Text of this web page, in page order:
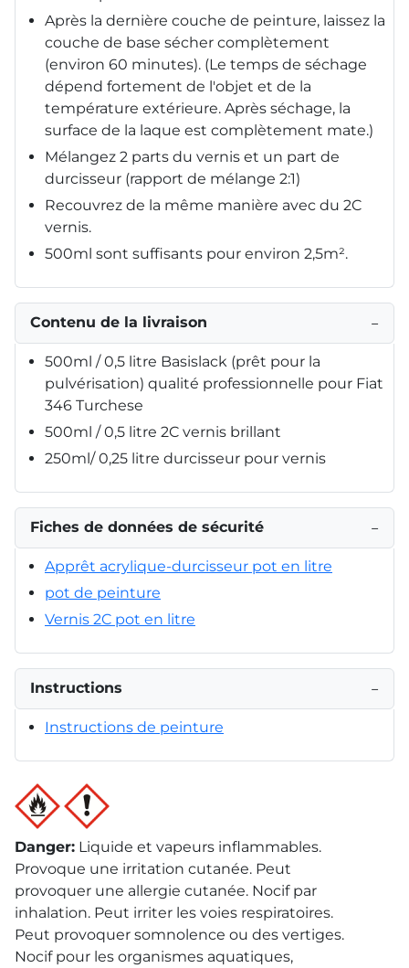
Après la dernière couche de peinture, laissez la
couche de base sécher complètement
(environ 60 minutes). (Le temps de séchage
dépend fortement de l'objet et de la
température extérieure. Après séchage, la
surface de la laque est complètement mate.)
Mélangez 2 parts du vernis et un part de
durcisseur (rapport de mélange 2:1)
Recouvrez de la même manière avec du 2C
vernis.
500ml sont suffisants pour environ 2,5m².
Contenu de la livraison −
500ml / 0,5 litre Basislack (prêt pour la
pulvérisation) qualité professionnelle pour Fiat
346 Turchese
500ml / 0,5 litre 2C vernis brillant
250ml/ 0,25 litre durcisseur pour vernis
Fiches de données de sécurité −
Apprêt acrylique-durcisseur pot en litre
pot de peinture
Vernis 2C pot en litre
Instructions −
Instructions de peinture
Danger: Liquide et vapeurs inflammables.
Provoque une irritation cutanée. Peut
provoquer une allergie cutanée. Nocif par
inhalation. Peut irriter les voies respiratoires.
Peut provoquer somnolence ou des vertiges.
Nocif pour les organismes aquatiques,